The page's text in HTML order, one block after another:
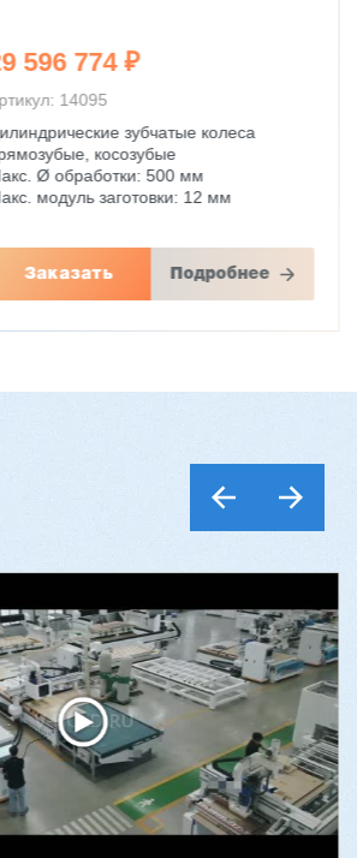
596 774 ₽
14095
зубчатые колеса
косозубые
Ø обработки: 500 мм
модуль заготовки: 12 мм
Заказать Подробнее
станок VH-
040 323 ₽
097 ₽
2411
заготовки: 210 х 140 мм
во шпинделей: 6 шт.
подачи: 6 - 36 м/мин
41,25 кВт